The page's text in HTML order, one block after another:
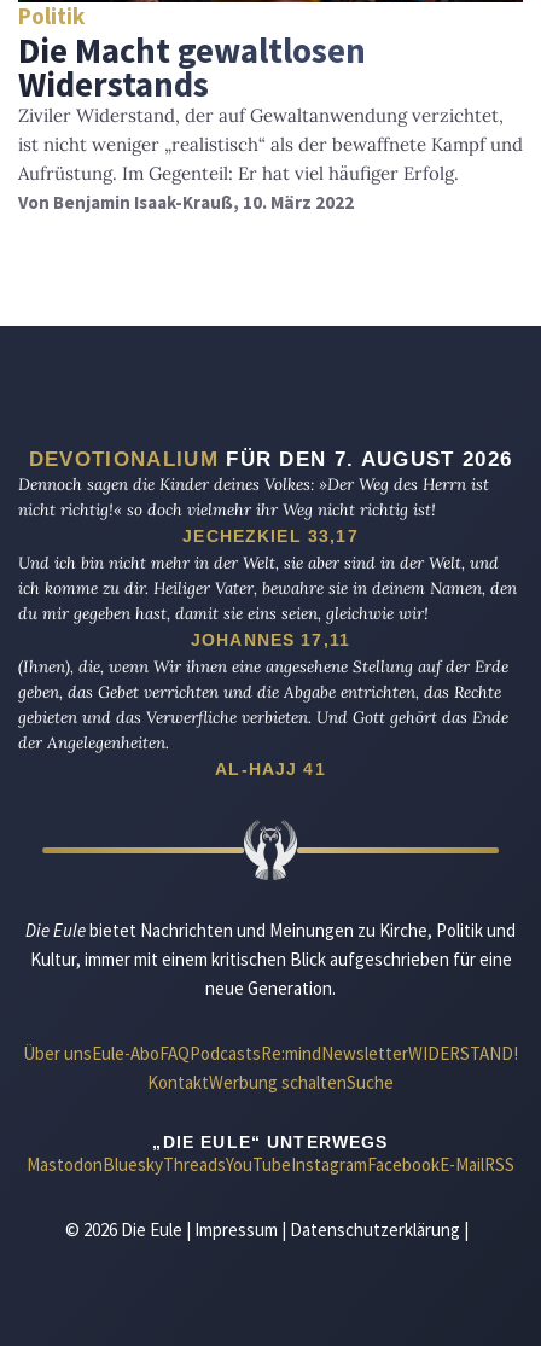
Politik
Die Macht gewaltlosen
Widerstands
Ziviler Widerstand, der auf Gewaltanwendung verzichtet,
ist nicht weniger „realistisch“ als der bewaffnete Kampf und
Aufrüstung. Im Gegenteil: Er hat viel häufiger Erfolg.
Von Benjamin Isaak-Krauß, 10. März 2022
DEVOTIONALIUM FÜR DEN 7. AUGUST 2026
Dennoch sagen die Kinder deines Volkes: »Der Weg des Herrn ist
nicht richtig!« so doch vielmehr ihr Weg nicht richtig ist!
JECHEZKIEL 33,17
Und ich bin nicht mehr in der Welt, sie aber sind in der Welt, und
ich komme zu dir. Heiliger Vater, bewahre sie in deinem Namen, den
du mir gegeben hast, damit sie eins seien, gleichwie wir!
JOHANNES 17,11
(Ihnen), die, wenn Wir ihnen eine angesehene Stellung auf der Erde
geben, das Gebet verrichten und die Abgabe entrichten, das Rechte
gebieten und das Verwerfliche verbieten. Und Gott gehört das Ende
der Angelegenheiten.
AL-HAJJ 41
Die Eulebietet Nachrichten und Meinungen zu Kirche, Politik und
Kultur, immer mit einem kritischen Blick aufgeschrieben für eine
neue Generation.
Über unsEule-AboFAQPodcastsRe:mindNewsletterWIDERSTAND!
KontaktWerbung schaltenSuche
„DIE EULE“ UNTERWEGS
MastodonBlueskyThreadsYouTubeInstagramFacebookE-MailRSS
© 2026 Die Eule | Impressum | Datenschutzerklärung |